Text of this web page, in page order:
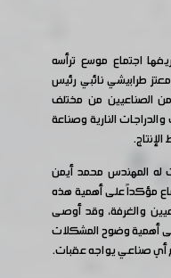
اجتماع موسع ترأسه
طرابيشي نائبي رئيس
الصناعيين من مختلف
النارية وصناعة
له المهندس محمد أيمن
مؤكداً على أهمية هذه
والغرفة، وقد أوصى
أهمية وضوح المشكلات
أي صناعي يواجه عقبات.